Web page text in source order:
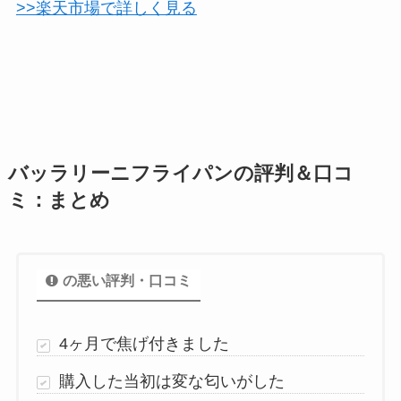
>>楽天市場で詳しく見る
バッラリーニフライパンの評判＆口コ
ミ：まとめ
の悪い評判・口コミ
4ヶ月で焦げ付きました
購入した当初は変な匂いがした